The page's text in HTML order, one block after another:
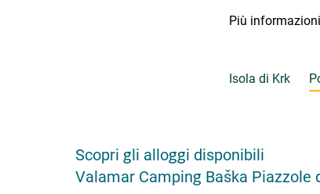
Più
Isola di Krk
Scopri gli alloggi disponibili
Valamar Camping Baška